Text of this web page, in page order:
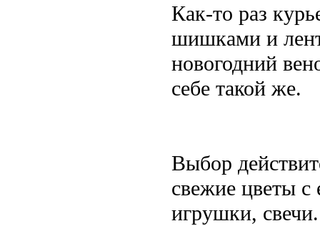
Как-то раз
шишками и
новогодний
себе такой же.
Выбор
свежие цветы
игрушки,